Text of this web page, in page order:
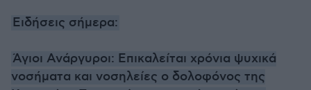
Ειδήσεις σήμερα:
Άγιοι Ανάργυροι: Επικαλείται χρόνια ψυχικά
νοσήματα και νοσηλείες ο δολοφόνος της